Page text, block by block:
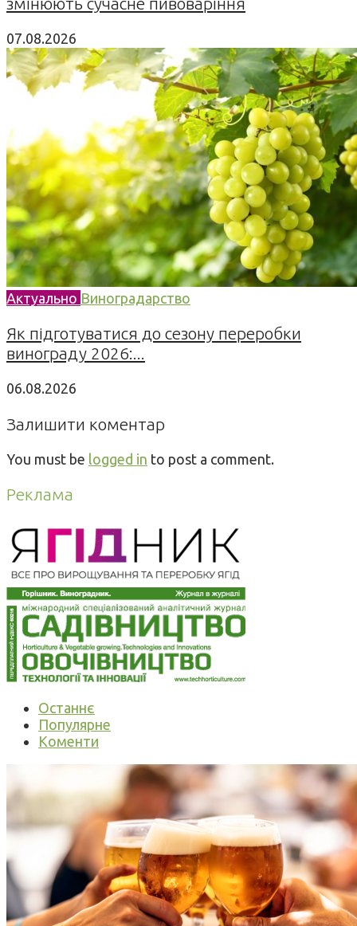
07.08.2026
Актуально Виноградарство
Як підготуватися до сезону переробки
винограду 2026:...
06.08.2026
Залишити коментар
You must be logged in to post a comment.
Реклама
Останнє
Популярне
Коменти